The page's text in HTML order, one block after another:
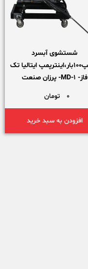
شستشوی آبسرد
باپمپ100بار،اینترپمپ ایتالیا تک
فاز- MD-1- پرزان صنعت
0
تومان
افزودن به سبد خرید